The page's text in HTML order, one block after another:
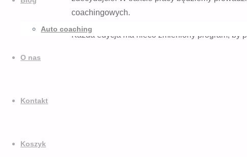
Auto coaching
O nas
Kontakt
Koszyk
coachingowych.
Każda edycja ma nieco zmieniony program, by